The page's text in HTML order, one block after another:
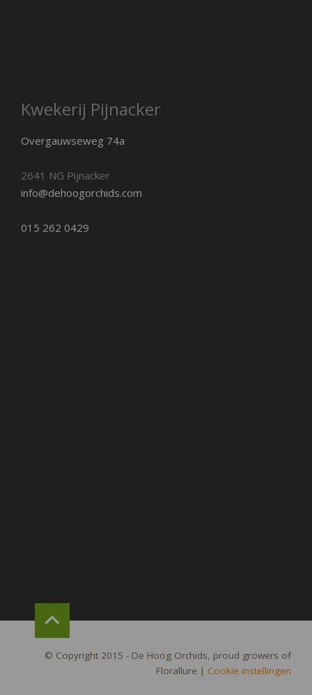
Kwekerij Pijnacker
Overgauwseweg 74a
2641 NG Pijnacker
info@dehoogorchids.com
015 262 0429
© Copyright 2015 - De Hoog Orchids, proud growers of
Florallure | Cookie instellingen